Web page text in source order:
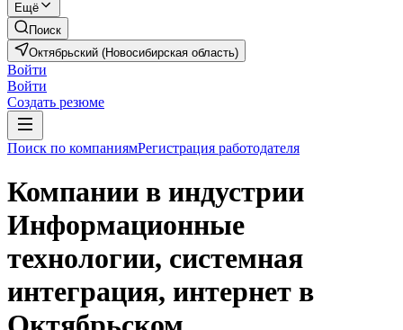
Ещё
Поиск
Октябрьский (Новосибирская область)
Войти
Войти
Создать резюме
Поиск по компаниямРегистрация работодателя
Компании в индустрии
Информационные
технологии, системная
интеграция, интернет в